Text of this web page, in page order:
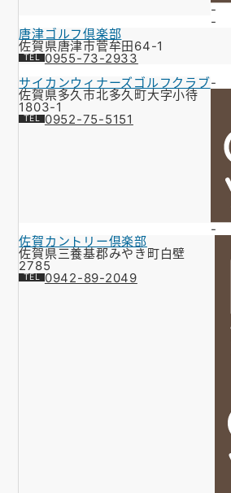
-
-
唐津ゴルフ倶楽部
佐賀県唐津市菅牟田64-1
0955-73-2933
サイカンウィナーズゴルフクラブ
佐賀県多久市北多久町大字小待
1803-1
0952-75-5151
-
-
佐賀カントリー倶楽部
佐賀県三養基郡みやき町白壁
2785
0942-89-2049